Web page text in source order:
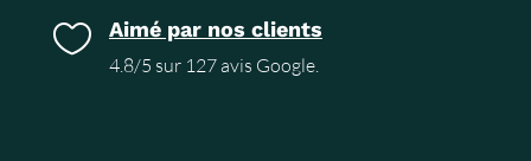
 Aimé par nos clients
4.8/5 sur 127 avis Google.